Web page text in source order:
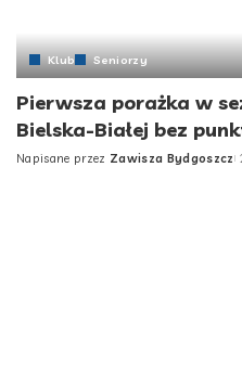
Klub Seniorzy
Pierwsza porażka w
Bielska-Białej bez
Napisane przez Zawisza Bydgoszcz